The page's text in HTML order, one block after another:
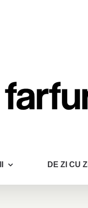
DE ZI CU ZI